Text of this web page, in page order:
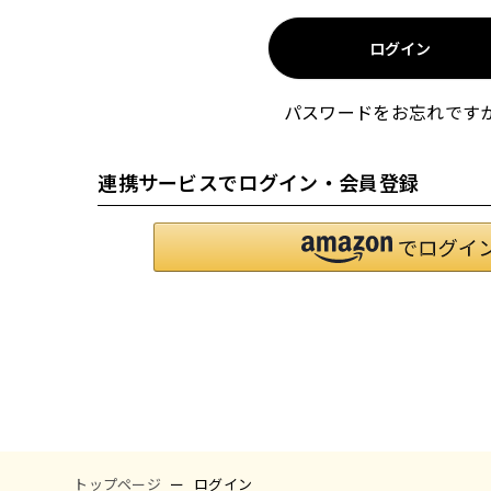
ログイン
パスワードをお忘れです
連携サービスでログイン・会員登録
トップページ ログイン